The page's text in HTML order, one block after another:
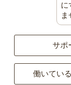
に
ま
サポ
働いてい